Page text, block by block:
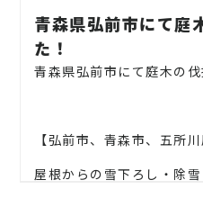
企業様や、施設様、マン
木、高木、植栽の年間管
松、スギ、クスノキ、く
青森県弘前市にて庭
た！
青森県弘前市にて庭木の伐
【弘前市、青森市、五所
屋根からの雪下ろし・除